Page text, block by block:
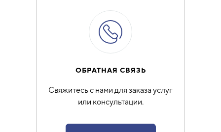
ОБРАТНАЯ СВЯЗЬ
Свяжитесь с нами для заказа услуг
или консультации.